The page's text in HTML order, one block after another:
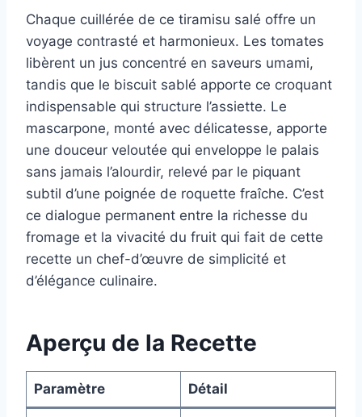
Chaque cuillérée de ce tiramisu salé offre un
voyage contrasté et harmonieux. Les tomates
libèrent un jus concentré en saveurs umami,
tandis que le biscuit sablé apporte ce croquant
indispensable qui structure l’assiette. Le
mascarpone, monté avec délicatesse, apporte
une douceur veloutée qui enveloppe le palais
sans jamais l’alourdir, relevé par le piquant
subtil d’une poignée de roquette fraîche. C’est
ce dialogue permanent entre la richesse du
fromage et la vivacité du fruit qui fait de cette
recette un chef-d’œuvre de simplicité et
d’élégance culinaire.
Aperçu de la Recette
Paramètre Détail